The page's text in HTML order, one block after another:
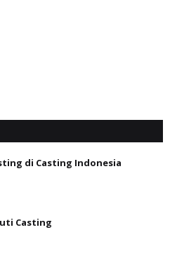
di Casting Indonesia
Casting